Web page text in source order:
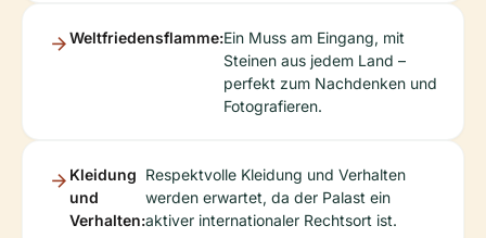
Weltfriedensflamme:Ein Muss am Eingang, mit
Steinen aus jedem Land –
perfekt zum Nachdenken und
Fotografieren.
Kleidung
und
Verhalten:
Respektvolle Kleidung und Verhalten
werden erwartet, da der Palast ein
aktiver internationaler Rechtsort ist.